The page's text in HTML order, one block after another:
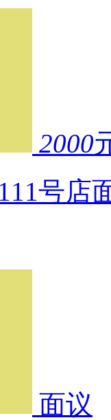
2000
号店
面议